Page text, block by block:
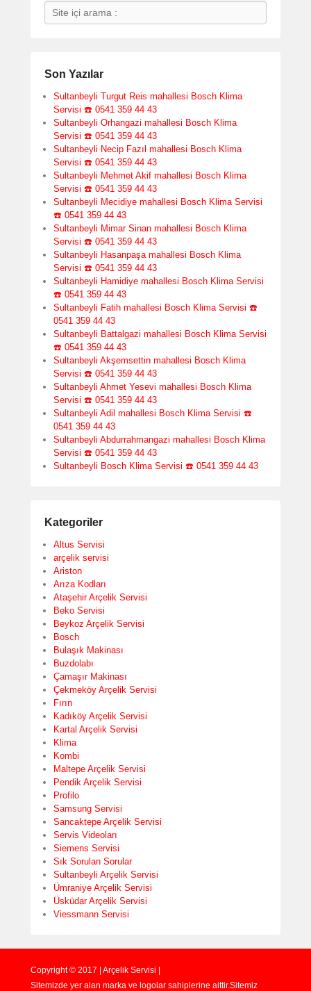
Search
Son Yazılar
Sultanbeyli Turgut Reis mahallesi Bosch Klima
Servisi ☎️ 0541 359 44 43
Sultanbeyli Orhangazi mahallesi Bosch Klima
Servisi ☎️ 0541 359 44 43
Sultanbeyli Necip Fazıl mahallesi Bosch Klima
Servisi ☎️ 0541 359 44 43
Sultanbeyli Mehmet Akif mahallesi Bosch Klima
Servisi ☎️ 0541 359 44 43
Sultanbeyli Mecidiye mahallesi Bosch Klima Servisi
☎️ 0541 359 44 43
Sultanbeyli Mimar Sinan mahallesi Bosch Klima
Servisi ☎️ 0541 359 44 43
Sultanbeyli Hasanpaşa mahallesi Bosch Klima
Servisi ☎️ 0541 359 44 43
Sultanbeyli Hamidiye mahallesi Bosch Klima Servisi
☎️ 0541 359 44 43
Sultanbeyli Fatih mahallesi Bosch Klima Servisi ☎️
0541 359 44 43
Sultanbeyli Battalgazi mahallesi Bosch Klima Servisi
☎️ 0541 359 44 43
Sultanbeyli Akşemsettin mahallesi Bosch Klima
Servisi ☎️ 0541 359 44 43
Sultanbeyli Ahmet Yesevi mahallesi Bosch Klima
Servisi ☎️ 0541 359 44 43
Sultanbeyli Adil mahallesi Bosch Klima Servisi ☎️
0541 359 44 43
Sultanbeyli Abdurrahmangazi mahallesi Bosch Klima
Servisi ☎️ 0541 359 44 43
Sultanbeyli Bosch Klima Servisi ☎️ 0541 359 44 43
Kategoriler
Altus Servisi
arçelik servisi
Ariston
Arıza Kodları
Ataşehir Arçelik Servisi
Beko Servisi
Beykoz Arçelik Servisi
Bosch
Bulaşık Makinası
Buzdolabı
Çamaşır Makinası
Çekmeköy Arçelik Servisi
Fırın
Kadıköy Arçelik Servisi
Kartal Arçelik Servisi
Klima
Kombi
Maltepe Arçelik Servisi
Pendik Arçelik Servisi
Profilo
Samsung Servisi
Sancaktepe Arçelik Servisi
Servis Videoları
Siemens Servisi
Sık Sorulan Sorular
Sultanbeyli Arçelik Servisi
Ümraniye Arçelik Servisi
Üsküdar Arçelik Servisi
Viessmann Servisi
Copyright © 2017 | Arçelik Servisi |
Sitemizde yer alan marka ve logolar sahiplerine aittir.Sitemiz